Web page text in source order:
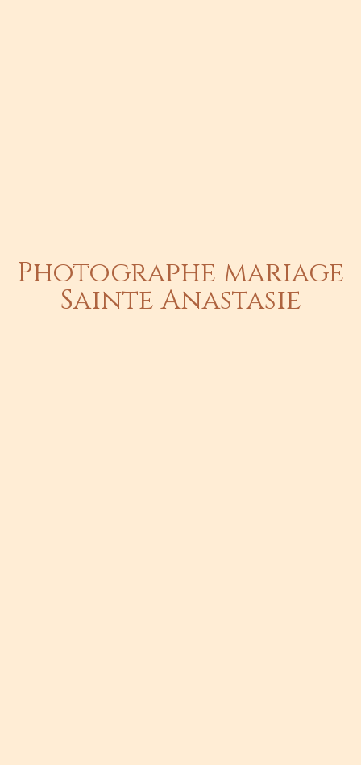
Photographe mariage
Sainte Anastasie